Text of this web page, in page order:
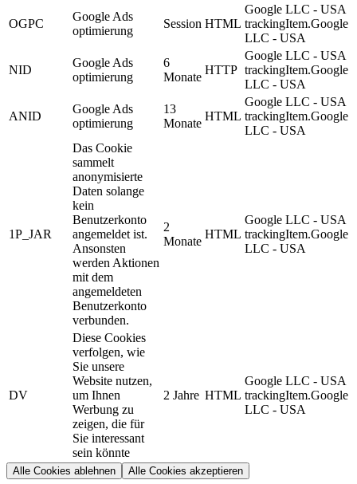
OGPC
Google Ads
optimierung
Session HTML
Google LLC - USA
trackingItem.Google
LLC - USA
NID
Google Ads
optimierung
6
Monate
HTTP
Google LLC - USA
trackingItem.Google
LLC - USA
ANID
Google Ads
optimierung
13
Monate
HTML
Google LLC - USA
trackingItem.Google
LLC - USA
1P_JAR
Das Cookie
sammelt
anonymisierte
Daten solange
kein
Benutzerkonto
angemeldet ist.
Ansonsten
werden Aktionen
mit dem
angemeldeten
Benutzerkonto
verbunden.
2
Monate
HTML
Google LLC - USA
trackingItem.Google
LLC - USA
DV
Diese Cookies
verfolgen, wie
Sie unsere
Website nutzen,
um Ihnen
Werbung zu
zeigen, die für
Sie interessant
sein könnte
2 Jahre HTML
Google LLC - USA
trackingItem.Google
LLC - USA
Alle Cookies ablehnen Alle Cookies akzeptieren